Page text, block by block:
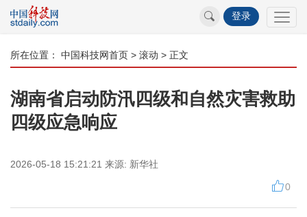
登录
所在位置： 中国科技网首页 > 滚动 > 正文
湖南省启动防汛四级和自然灾害救助
四级应急响应
2026-05-18 15:21:21 来源: 新华社
0